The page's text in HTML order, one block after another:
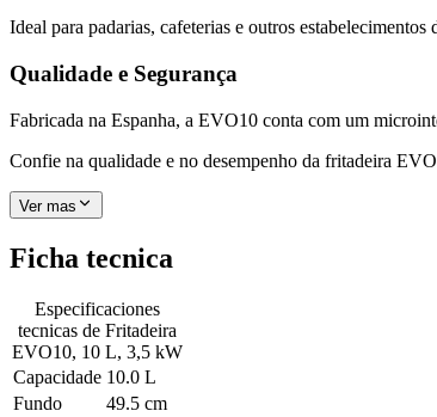
Ideal para padarias, cafeterias e outros
Qualidade e Segurança
Fabricada na Espanha, a EVO10 conta com um
Confie na qualidade e no desempenho da fritadeira
Ver mas
Ficha tecnica
Especificaciones
tecnicas de Fritadeira
EVO10, 10 L, 3,5 kW
Capacidade 10.0 L
Fundo
49.5 cm